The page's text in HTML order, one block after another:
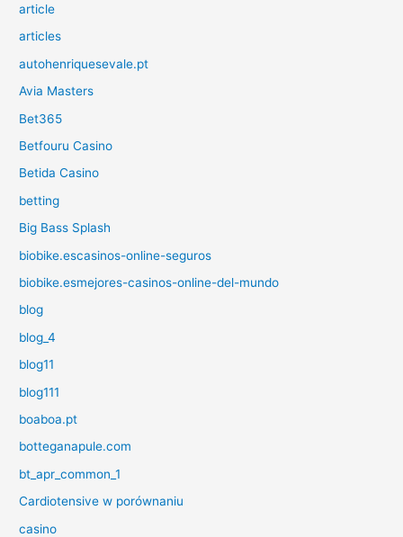
article
articles
autohenriquesevale.pt
Avia Masters
Bet365
Betfouru Casino
Betida Casino
betting
Big Bass Splash
biobike.escasinos-online-seguros
biobike.esmejores-casinos-online-del-mundo
blog
blog_4
blog11
blog111
boaboa.pt
botteganapule.com
bt_apr_common_1
Cardiotensive w porównaniu
casino